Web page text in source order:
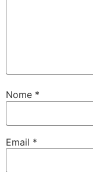
Nome *
Email *